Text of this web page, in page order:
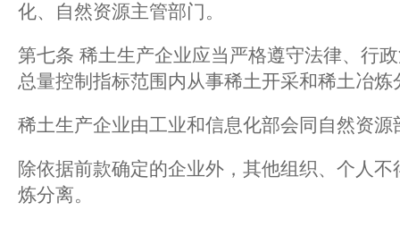
化、自然资源主管部门。
第七条 稀土生产企业应当严格遵守法律、行
总量控制指标范围内从事稀土开采和稀土冶炼
稀土生产企业由工业和信息化部会同自然资源
除依据前款确定的企业外，其他组织、个人
炼分离。